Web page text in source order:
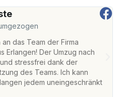
das Team der Firma
Erlangen! Der Umzug nach
stressfrei dank der
des Teams. Ich kann
jedem uneingeschränkt